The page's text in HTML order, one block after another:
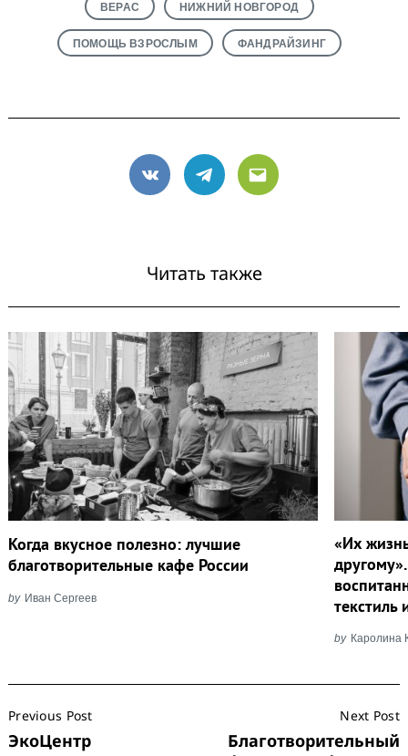
ВЕРАС НИЖНИЙ НОВГОРОД
ПОМОЩЬ ВЗРОСЛЫМ ФАНДРАЙЗИНГ
VK Telegram
Email
Читать также
Когда вкусное полезно: лучшие
благотворительные кафе России
by Иван Сергеев
«Их
текстиль
by Каролина
Navigation
Previous Post
ЭкоЦентр
Next Post
Благотворительный